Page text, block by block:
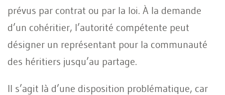
prévus par contrat ou par la loi. À la demande
d’un cohéritier, l’autorité compétente peut
désigner un représentant pour la communauté
des héritiers jusqu’au partage.
Il s’agit là d’une disposition problématique, car